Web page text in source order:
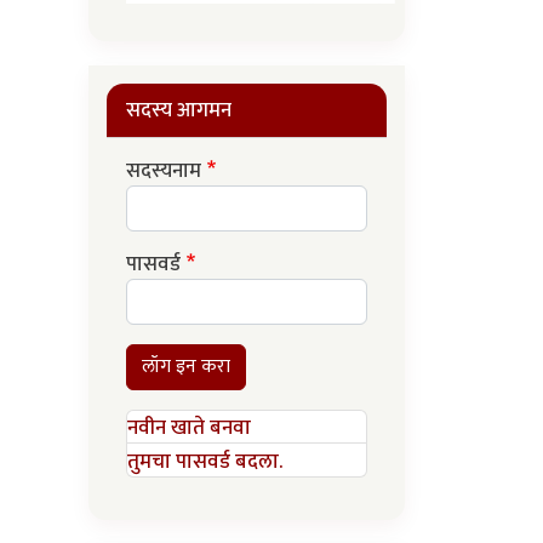
सदस्य आगमन
सदस्यनाम
पासवर्ड
लॉग इन करा
नवीन खाते बनवा
तुमचा पासवर्ड बदला.